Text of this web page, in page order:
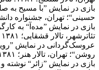
بازی در نمایش ”با مسیح به
حسینی“؛ تهران، جشنواره
بازی در نمایش ”مده‌آ“ به
تئاترشهر، تالار قشقایی؛ ۱۳۸۱
عروسک‌گردانی در نمایش
روشن“؛ تهران، تالار هنر؛ ۱۳۸۱
بازی در نمایش ”زائر“ نوشته